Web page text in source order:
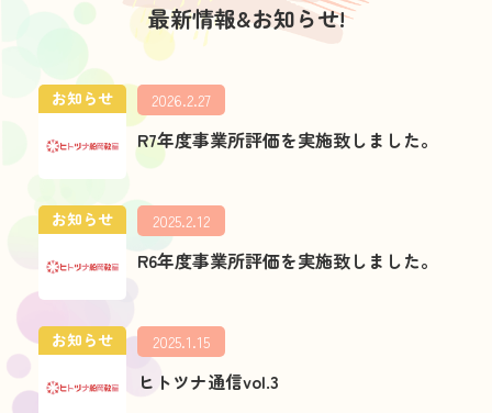
最新情報&お知らせ!
お知らせ
R7年度事業所評価を実施致しました。
2026.2.27
お知らせ
R6年度事業所評価を実施致しました。
2025.2.12
お知らせ
ヒトツナ通信vol.3
2025.1.15